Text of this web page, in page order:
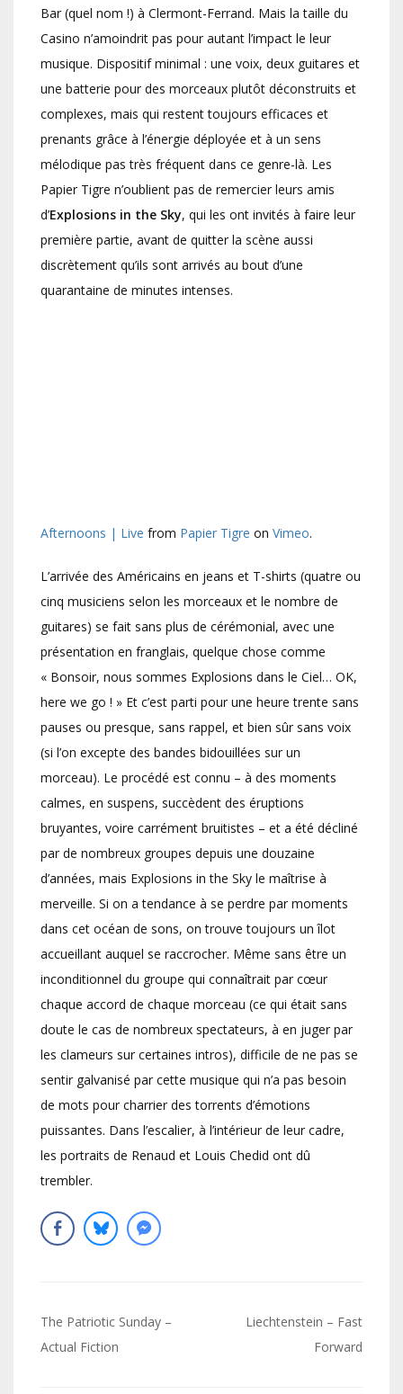
Bar (quel nom !) à Clermont-Ferrand. Mais la taille du
Casino n’amoindrit pas pour autant l’impact le leur
musique. Dispositif minimal : une voix, deux guitares et
une batterie pour des morceaux plutôt déconstruits et
complexes, mais qui restent toujours efficaces et
prenants grâce à l’énergie déployée et à un sens
mélodique pas très fréquent dans ce genre-là. Les
Papier Tigre n’oublient pas de remercier leurs amis
d’Explosions in the Sky, qui les ont invités à faire leur
première partie, avant de quitter la scène aussi
discrètement qu’ils sont arrivés au bout d’une
quarantaine de minutes intenses.
Afternoons | Live from Papier Tigre on Vimeo.
L’arrivée des Américains en jeans et T-shirts (quatre ou
cinq musiciens selon les morceaux et le nombre de
guitares) se fait sans plus de cérémonial, avec une
présentation en franglais, quelque chose comme
« Bonsoir, nous sommes Explosions dans le Ciel… OK,
here we go ! » Et c’est parti pour une heure trente sans
pauses ou presque, sans rappel, et bien sûr sans voix
(si l’on excepte des bandes bidouillées sur un
morceau). Le procédé est connu – à des moments
calmes, en suspens, succèdent des éruptions
bruyantes, voire carrément bruitistes – et a été décliné
par de nombreux groupes depuis une douzaine
d’années, mais Explosions in the Sky le maîtrise à
merveille. Si on a tendance à se perdre par moments
dans cet océan de sons, on trouve toujours un îlot
accueillant auquel se raccrocher. Même sans être un
inconditionnel du groupe qui connaîtrait par cœur
chaque accord de chaque morceau (ce qui était sans
doute le cas de nombreux spectateurs, à en juger par
les clameurs sur certaines intros), difficile de ne pas se
sentir galvanisé par cette musique qui n’a pas besoin
de mots pour charrier des torrents d’émotions
puissantes. Dans l’escalier, à l’intérieur de leur cadre,
les portraits de Renaud et Louis Chedid ont dû
trembler.
Navigation
de
The Patriotic Sunday –
Actual Fiction
Liechtenstein – Fast
Forward